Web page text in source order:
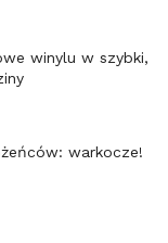
winylu w szybki,
warkocze!